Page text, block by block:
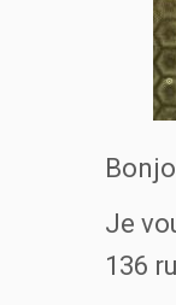
Je
136